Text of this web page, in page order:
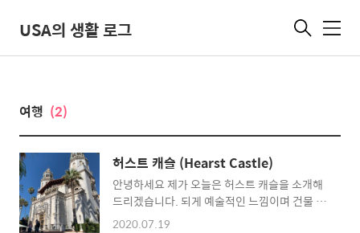
USA의 생활 로그 메
여행 (2)
허스트 캐슬 (Hearst Castle)
안녕하세요 제가 오늘은 허스트 캐슬을 소개해
드리겠습니다. 되게 예술적인 느낌이며 건물 안
과 밖이 화려했습니다. Today, I'm going to
2020.07.19